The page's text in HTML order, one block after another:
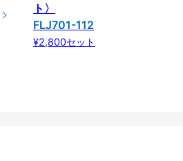
ト〉
FLJ701-112
¥2,800セット